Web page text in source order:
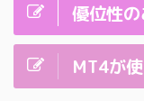
優位性
MT4が